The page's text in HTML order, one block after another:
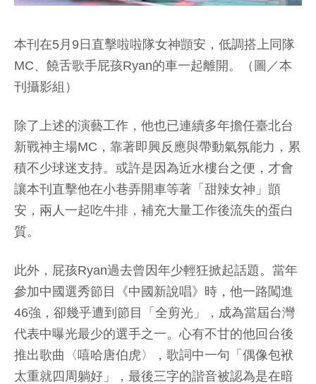
本刊在5月9日直擊啦啦隊女神顗安，低調搭上同隊
MC、饒舌歌手屁孩Ryan的車一起離開。（圖／本
刊攝影組）
除了上述的演藝工作，他也已連續多年擔任臺北台
新戰神主場MC，靠著即興反應與帶動氣氛能力，累
積不少球迷支持。或許是因為近水樓台之便，才會
讓本刊直擊他在小巷弄開車等著「甜辣女神」顗
安，兩人一起吃牛排，補充大量工作後流失的蛋白
質。
此外，屁孩Ryan過去曾因年少輕狂掀起話題。當年
參加中國選秀節目《中國新說唱》時，他一路闖進
46強，卻幾乎遭到節目「全剪光」，成為當屆台灣
代表中曝光最少的選手之一。心有不甘的他回台後
推出歌曲〈嘻哈唐伯虎〉，歌詞中一句「偶像包袱
太重就四周躺好」，最後三字的諧音被認為是在暗